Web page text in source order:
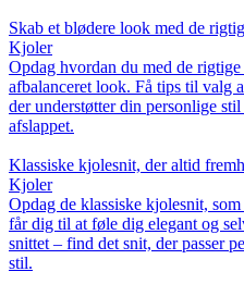
Skab et blødere look med de
Kjoler
Opdag hvordan du med de
afbalanceret look. Få tips til valg
der understøtter din personlige
afslappet.
Klassiske kjolesnit, der altid
Kjoler
Opdag de klassiske kjolesnit,
får dig til at føle dig elegant og
snittet – find det snit, der passer
stil.